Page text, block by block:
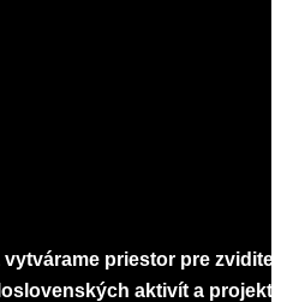
vytvárame priestor pre
aktivít a